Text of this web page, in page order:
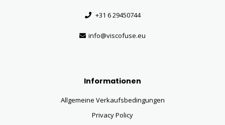
+31 6 29450744
info@viscofuse.eu
Informationen
Allgemeine Verkaufsbedingungen
Privacy Policy